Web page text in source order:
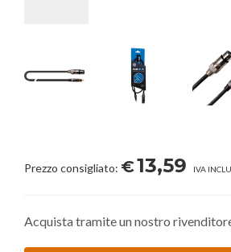
Prezzo consigliato: €13,59 IVA
Acquista tramite un nostro